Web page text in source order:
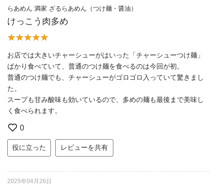
らあめん 満家 ざるらあめん（つけ麺・醤油）
けっこう肉多め
お店では大きいチャーシューがはいった「チャーシューつけ麺」
ばかり食べていて、普通のつけ麺を食べるのは今回が初。
普通のつけ麺でも、チャーシューがゴロゴロ入っていて驚きまし
た。
スープも甘み酸味も効いているので、多めの麺も最後まで美味し
く食べられます。
0
役に立った レビューを共有
2025年04月26日